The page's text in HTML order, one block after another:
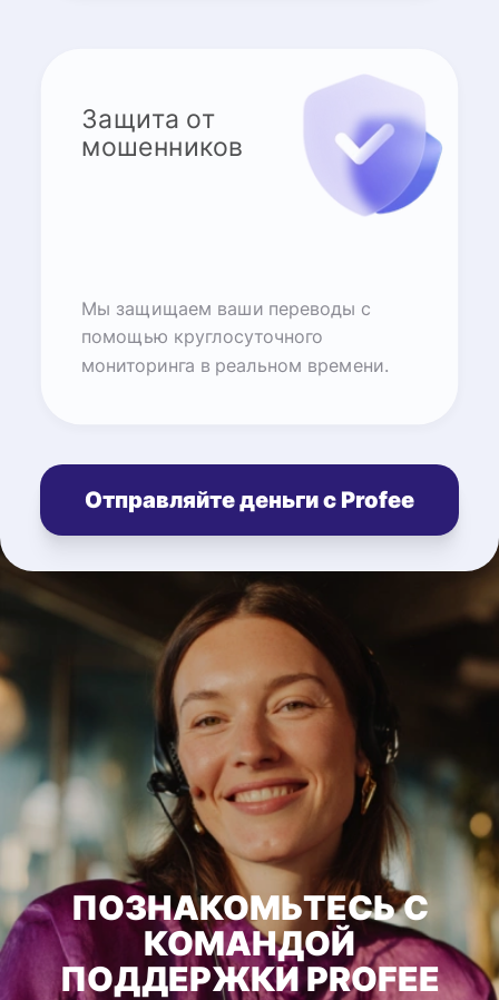
Защита от
мошенников
Мы защищаем ваши переводы с
помощью круглосуточного
мониторинга в реальном времени.
Отправляйте деньги с Profee
ПОЗНАКОМЬТЕСЬ С
КОМАНДОЙ
ПОДДЕРЖКИ PROFEE